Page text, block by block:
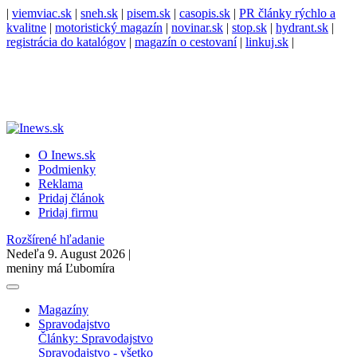
| viemviac.sk | sneh.sk | pisem.sk | casopis.sk | PR články rýchlo a
kvalitne | motoristický magazín | novinar.sk | stop.sk | hydrant.sk |
registrácia do katalógov | magazín o cestovaní| linkuj.sk |
O Inews.sk
Podmienky
Reklama
Pridaj článok
Pridaj firmu
Rozšírené hľadanie
Nedeľa 9. August 2026 |
meniny má Ľubomíra
Magazíny
Spravodajstvo
Články: Spravodajstvo
Spravodajstvo - všetko